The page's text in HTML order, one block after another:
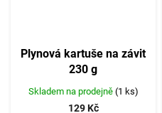
Plynová kartuše na závit
230 g
Skladem na prodejně (1 ks)
129 Kč